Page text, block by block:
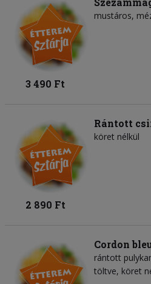
mustáros,
3 490 Ft
Rántott
köret nélkül
2 890 Ft
Cordon
rántott
töltve, köret